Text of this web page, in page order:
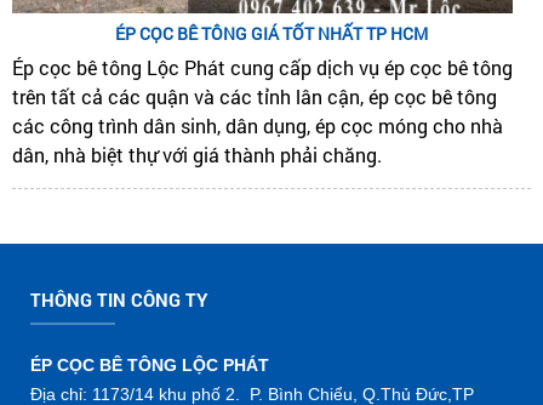
ÉP CỌC BÊ TÔNG GIÁ TỐT NHẤT TP HCM
Ép cọc bê tông Lộc Phát cung cấp dịch vụ ép cọc bê tông
trên tất cả các quận và các tỉnh lân cận, ép cọc bê tông
các công trình dân sinh, dân dụng, ép cọc móng cho nhà
dân, nhà biệt thự với giá thành phải chăng.
THÔNG TIN CÔNG TY
ÉP CỌC BÊ TÔNG LỘC PHÁT
Địa chỉ: 1173/14 khu phố 2. P. Bình Chiểu, Q.Thủ Đức,TP